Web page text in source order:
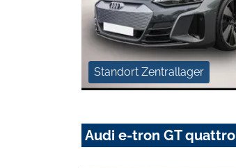
Standort Zentrallager
Audi e-tron GT quattro